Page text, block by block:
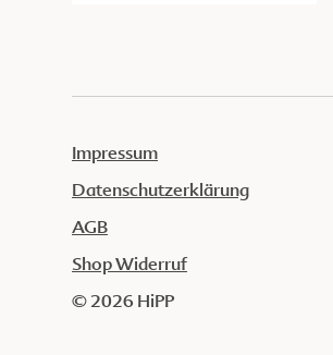
Impressum
Datenschutzerklärung
AGB
Shop Widerruf
© 2026 HiPP